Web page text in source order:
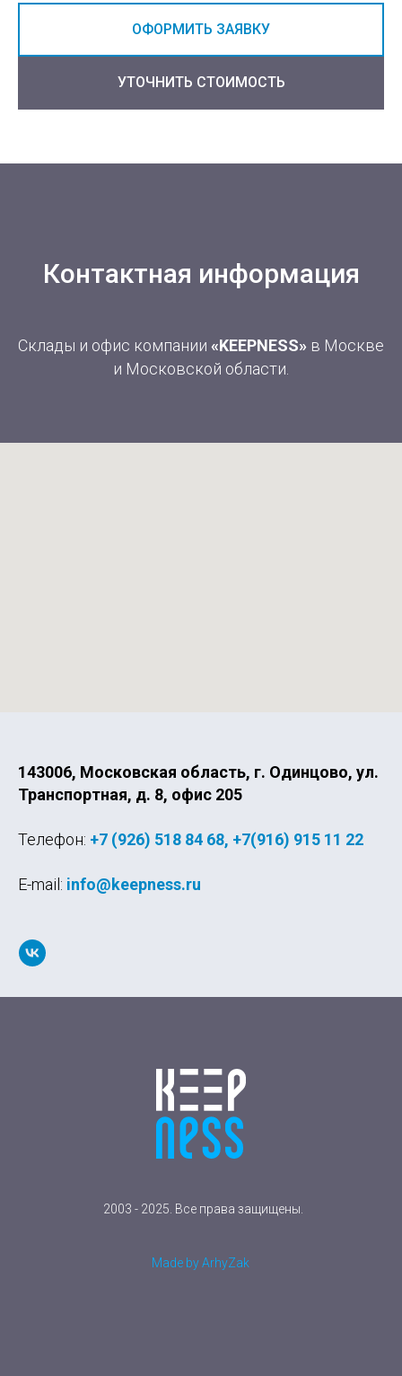
ОФОРМИТЬ ЗАЯВКУ
УТОЧНИТЬ СТОИМОСТЬ
Контактная информация
Склады и офис компании «KEEPNESS» в Москве
и Московской области.
143006, Московская область, г. Одинцово, ул.
Транспортная, д. 8, офис 205
Телефон: +7 (926) 518 84 68, +7(916) 915 11 22
E-mail: info@keepness.ru
Made by ArhyZak
2003 - 2025. Все права защищены.